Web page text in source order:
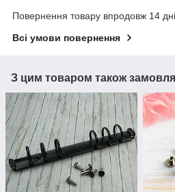
Повернення товару впродовж 14
Всі умови повернення
З цим товаром також